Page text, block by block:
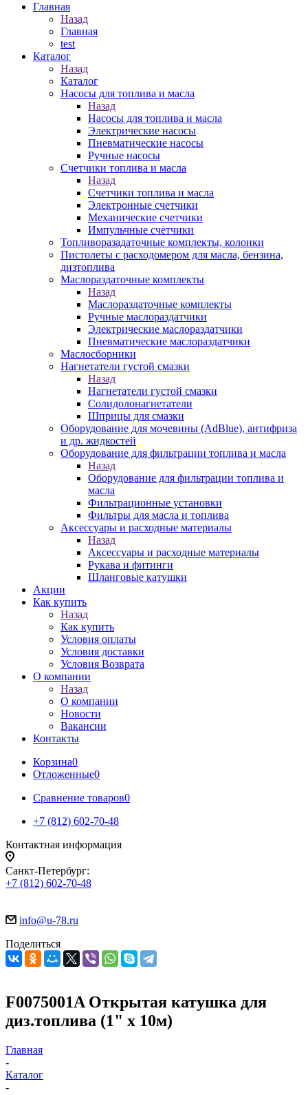
Главная
Назад
Главная
test
Каталог
Назад
Каталог
Насосы для топлива и масла
Назад
Насосы для топлива и масла
Электрические насосы
Пневматические насосы
Ручные насосы
Счетчики топлива и масла
Назад
Счетчики топлива и масла
Электронные счетчики
Механические счетчики
Импульчные счетчики
Топливоразадаточные комплекты, колонки
Пистолеты с расходомером для масла, бензина,
дизтоплива
Маслораздаточные комплекты
Назад
Маслораздаточные комплекты
Ручные маслораздатчики
Электрические маслораздатчики
Пневматические маслораздатчики
Маслосборники
Нагнетатели густой смазки
Назад
Нагнетатели густой смазки
Солидолонагнетатели
Шприцы для смазки
Оборудование для мочевины (AdBlue), антифриза
и др. жидкостей
Оборудование для фильтрации топлива и масла
Назад
Оборудование для фильтрации топлива и
масла
Фильтрационные установки
Фильтры для масла и топлива
Аксессуары и расходные материалы
Назад
Аксессуары и расходные материалы
Рукава и фитинги
Шланговые катушки
Акции
Как купить
Назад
Как купить
Условия оплаты
Условия доставки
Условия Возврата
О компании
Назад
О компании
Новости
Вакансии
Контакты
Корзина0
Отложенные0
Сравнение товаров0
+7 (812) 602-70-48
Контактная информация
Санкт-Петербург:
+7 (812) 602-70-48
info@u-78.ru
Поделиться
F0075001A Открытая катушка для
диз.топлива (1" x 10м)
Главная
-
Каталог
-